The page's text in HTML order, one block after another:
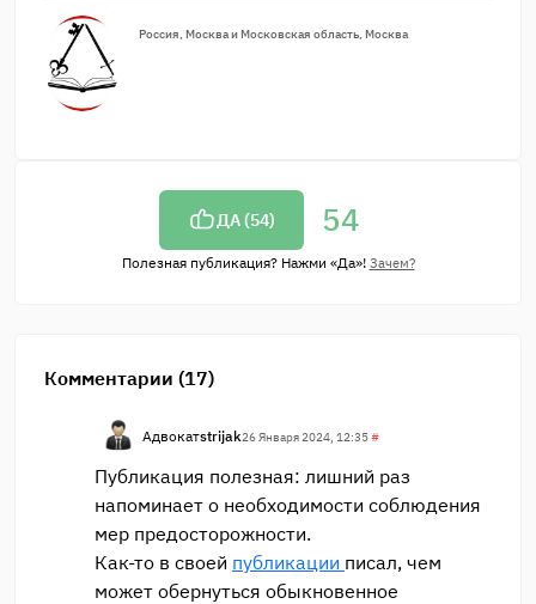
Россия, Москва и Московская область, Москва
ДА (54) 54
Полезная публикация? Нажми «Да»! Зачем?
Комментарии (17)
Адвокатstrijak26 Января 2024, 12:35#
Публикация полезная: лишний раз
напоминает о необходимости соблюдения
мер предосторожности.
Как-то в своей публикации писал, чем
может обернуться обыкновенное